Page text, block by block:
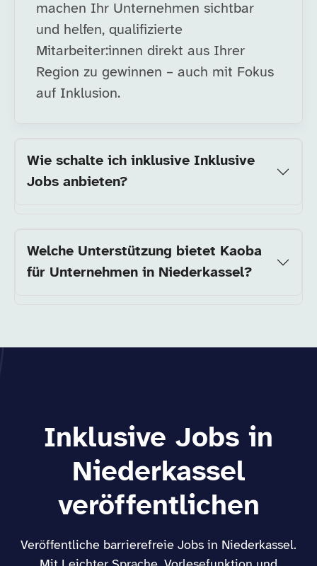
machen Ihr Unternehmen sichtbar
und helfen, qualifizierte
Mitarbeiter:innen direkt aus Ihrer
Region zu gewinnen – auch mit Fokus
auf Inklusion.
Wie schalte ich inklusive Inklusive
Jobs anbieten?
Welche Unterstützung bietet Kaoba
für Unternehmen in Niederkassel?
Inklusive Jobs in
Niederkassel
veröffentlichen
Veröffentliche barrierefreie Jobs in Niederkassel.